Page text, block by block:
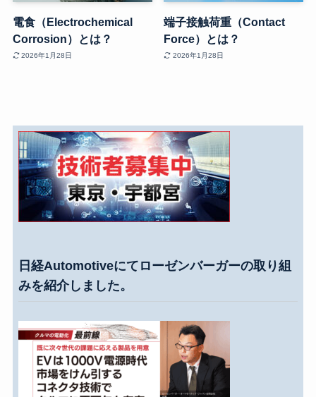
電食（Electrochemical
Corrosion）とは？
2026年1月28日
端子接触荷重（Contact
Force）とは？
2026年1月28日
日経Automotiveにてローゼンバーガーの取り組
みを紹介しました。